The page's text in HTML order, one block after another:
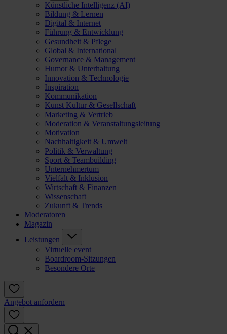
Künstliche Intelligenz (AI)
Bildung & Lernen
Digital & Internet
Führung & Entwicklung
Gesundheit & Pflege
Global & International
Governance & Management
Humor & Unterhaltung
Innovation & Technologie
Inspiration
Kommunikation
Kunst Kultur & Gesellschaft
Marketing & Vertrieb
Moderation & Veranstaltungsleitung
Motivation
Nachhaltigkeit & Umwelt
Politik & Verwaltung
Sport & Teambuilding
Unternehmertum
Vielfalt & Inklusion
Wirtschaft & Finanzen
Wissenschaft
Zukunft & Trends
Moderatoren
Magazin
Leistungen
Virtuelle event
Boardroom-Sitzungen
Besondere Orte
Angebot anfordern